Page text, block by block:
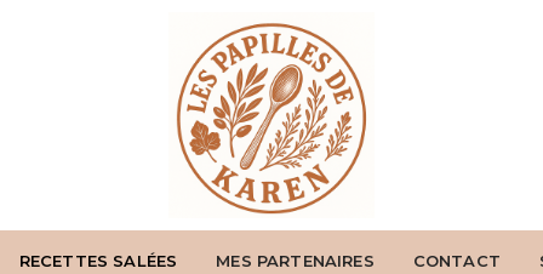
RECETTES SALÉES MES PARTENAIRES CONTACT